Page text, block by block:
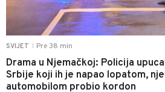
SVIJET Pre 38 min
Drama u Njemačkoj: Policija
Srbije koji ih je napao lopatom,
automobilom probio kordon